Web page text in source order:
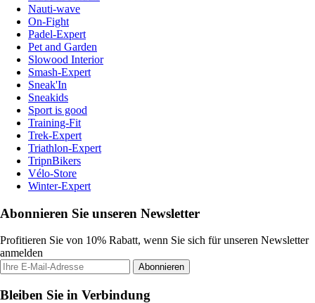
Nauti-wave
On-Fight
Padel-Expert
Pet and Garden
Slowood Interior
Smash-Expert
Sneak'In
Sneakids
Sport is good
Training-Fit
Trek-Expert
Triathlon-Expert
TripnBikers
Vélo-Store
Winter-Expert
Abonnieren Sie unseren Newsletter
Profitieren Sie von 10% Rabatt, wenn Sie sich für unseren Newsletter
anmelden
Abonnieren
Bleiben Sie in Verbindung